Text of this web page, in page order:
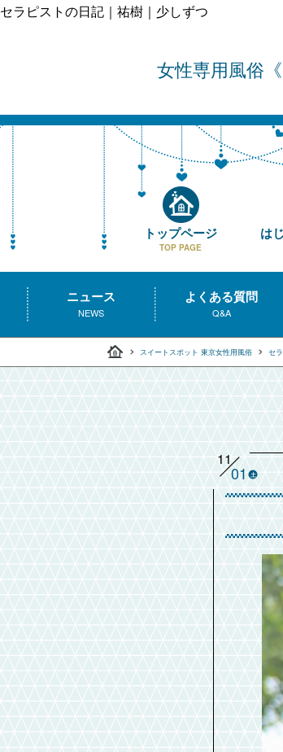
セラピストの日記｜祐樹｜少しずつ
女性専用風俗
トップページ
TOP PAGE
は
ニュース
NEWS
よくある質問
Q&A
スイートスポット 東京女性用風俗 セ
11
01 土